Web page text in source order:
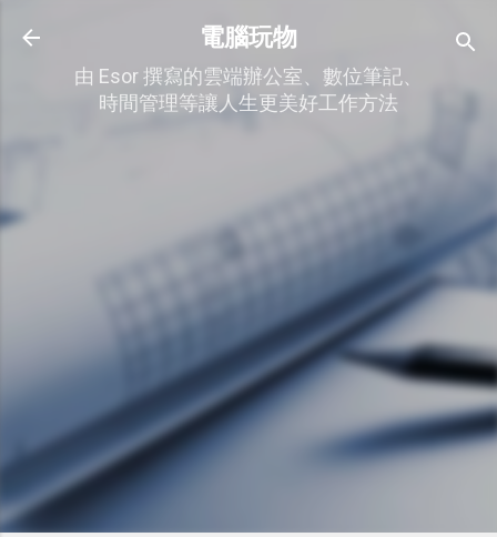
跳到主要內容
電腦玩物
由 Esor 撰寫的雲端辦公室、數位筆記、
時間管理等讓人生更美好工作方法